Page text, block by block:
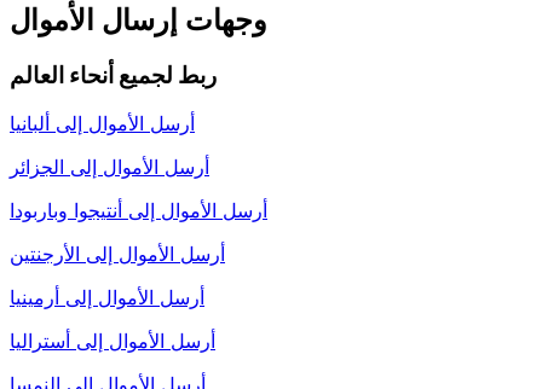
وجهات إرسال الأموال
ربط لجميع أنحاء العالم
أرسل الأموال إلى ألبانيا
أرسل الأموال إلى الجزائر
أرسل الأموال إلى أنتيجوا وباربودا
أرسل الأموال إلى الأرجنتين
أرسل الأموال إلى أرمينيا
أرسل الأموال إلى أستراليا